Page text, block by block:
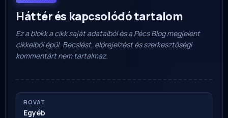
Háttér és kapcsolódó tartalom
Ez a blokk a cikk saját adataiból és a Pécs Blog megjelent
cikkeiből épül. Becslést, előrejelzést és szerkesztőségi
kommentárt nem tartalmaz.
ROVAT
Egyéb